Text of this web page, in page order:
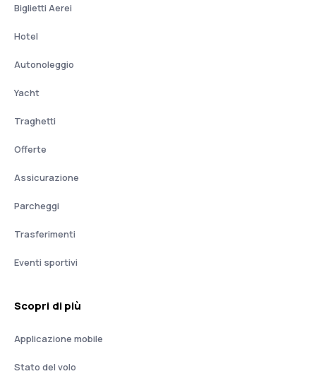
Biglietti Aerei
Hotel
Autonoleggio
Yacht
Traghetti
Offerte
Assicurazione
Parcheggi
Trasferimenti
Eventi sportivi
Scopri di più
Applicazione mobile
Stato del volo